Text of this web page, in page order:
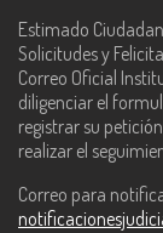
Estimado
Solicitudes y
Correo Oficial
diligenciar el
registrar su
realizar el
Correo para